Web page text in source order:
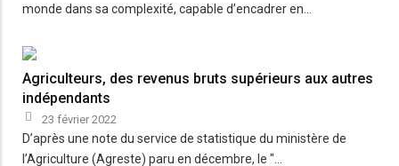
monde dans sa complexité, capable d’encadrer en…
Agriculteurs, des revenus bruts supérieurs aux autres
indépendants
23 février 2022
D’après une note du service de statistique du ministère de
l’Agriculture (Agreste) paru en décembre, le "…